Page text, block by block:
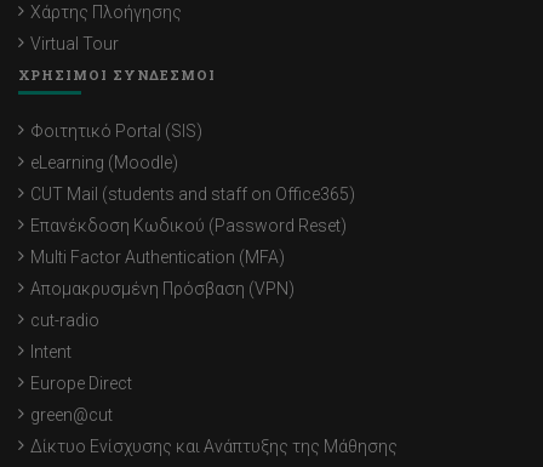
Χάρτης Πλοήγησης
Virtual Tour
ΧΡΗΣΙΜΟΙ ΣΥΝΔΕΣΜΟΙ
Φοιτητικό Portal (SIS)
eLearning (Moodle)
CUT Mail (students and staff on Office365)
Επανέκδοση Κωδικού (Password Reset)
Multi Factor Authentication (MFA)
Απομακρυσμένη Πρόσβαση (VPN)
cut-radio
Intent
Europe Direct
green@cut
Δίκτυο Ενίσχυσης και Ανάπτυξης της Μάθησης